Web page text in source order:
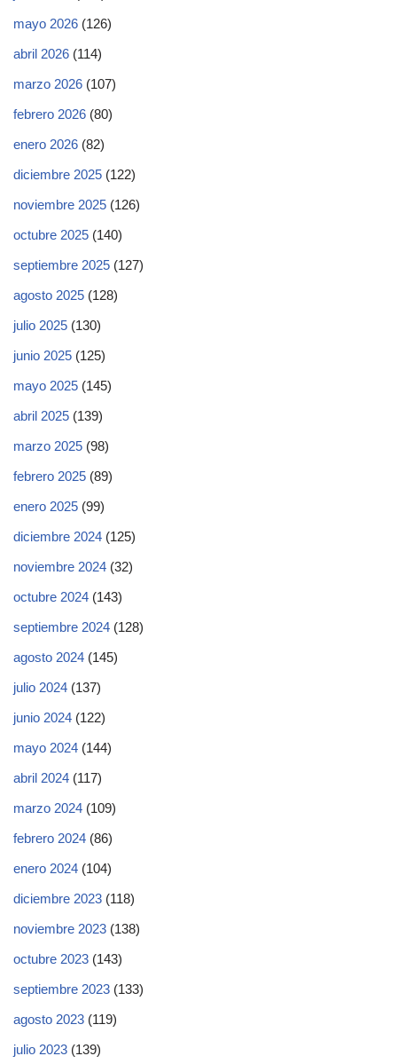
mayo 2026 (126)
abril 2026 (114)
marzo 2026 (107)
febrero 2026 (80)
enero 2026 (82)
diciembre 2025 (122)
noviembre 2025 (126)
octubre 2025 (140)
septiembre 2025 (127)
agosto 2025 (128)
julio 2025 (130)
junio 2025 (125)
mayo 2025 (145)
abril 2025 (139)
marzo 2025 (98)
febrero 2025 (89)
enero 2025 (99)
diciembre 2024 (125)
noviembre 2024 (32)
octubre 2024 (143)
septiembre 2024 (128)
agosto 2024 (145)
julio 2024 (137)
junio 2024 (122)
mayo 2024 (144)
abril 2024 (117)
marzo 2024 (109)
febrero 2024 (86)
enero 2024 (104)
diciembre 2023 (118)
noviembre 2023 (138)
octubre 2023 (143)
septiembre 2023 (133)
agosto 2023 (119)
julio 2023 (139)